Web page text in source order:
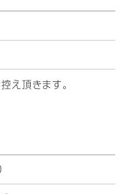
え頂きます。